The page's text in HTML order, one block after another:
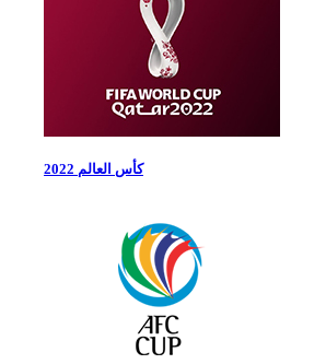
كأس العالم 2022